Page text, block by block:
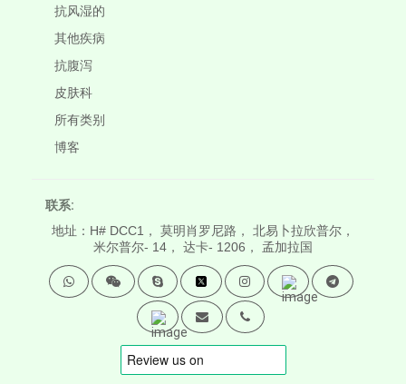
抗风湿的
其他疾病
抗腹泻
皮肤科
所有类别
博客
联系:
地址：H# DCC1， 莫明肖罗尼路， 北易卜拉欣普尔，
米尔普尔- 14， 达卡- 1206， 孟加拉国